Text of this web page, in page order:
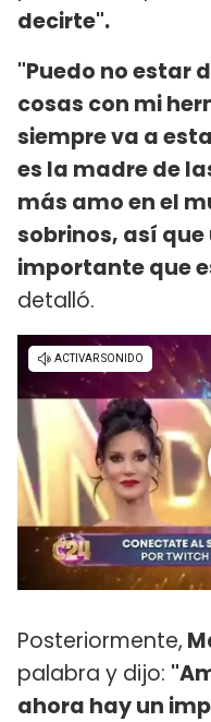
decirte".
"Puedo no estar
cosas con mi
siempre va a
es la madre de
más amo en el
sobrinos, así
importante que
detalló.
Posteriormente,
palabra y dijo:
ahora hay un